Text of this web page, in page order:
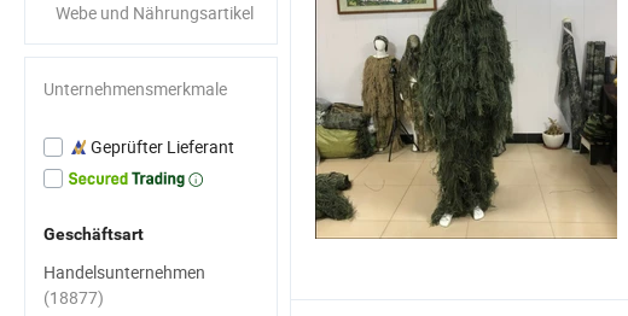
Webe und Nährungsartikel
Unternehmensmerkmale
Geprüfter Lieferant
Geschäftsart
Handelsunternehmen
(18877)